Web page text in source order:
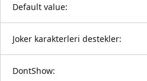
Default value:
Joker karakterleri destekler:
DontShow: